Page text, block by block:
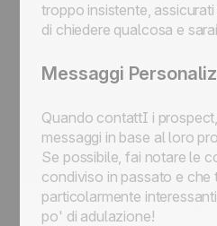
troppo insistente,
di chiedere qualcosa e
Messaggi
Quando contattI i
messaggi in base al loro
Se possibile, fai notare le
condiviso in passato e che
particolarmente
po' di adulazione!